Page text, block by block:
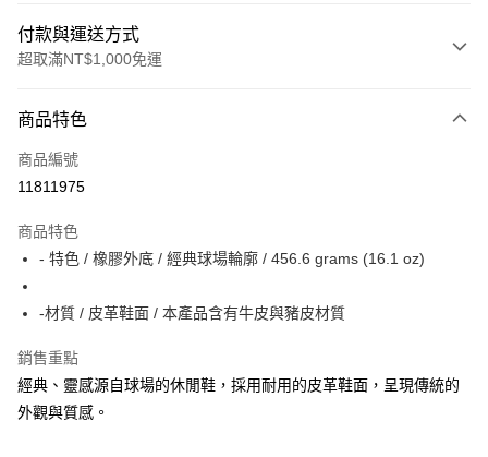
付款與運送方式
超取滿NT$1,000免運
信用卡一次付款
超商取貨付款
運送方式
全家取貨付款
每筆NT$60，滿NT$1,000(含以上)免運費
商品特色
商品編號
11811975
商品特色
- 特色 / 橡膠外底 / 經典球場輪廓 / 456.6 grams (16.1 oz)
-材質 / 皮革鞋面 / 本產品含有牛皮與豬皮材質
銷售重點
經典、靈感源自球場的休閒鞋，採用耐用的皮革鞋面，呈現傳統的
外觀與質感。